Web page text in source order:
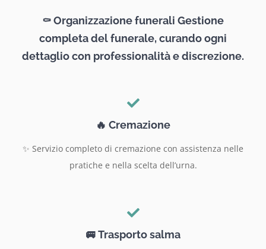
⚰️ Organizzazione funerali Gestione
completa del funerale, curando ogni
dettaglio con professionalità e discrezione.
🔥 Cremazione
✨ Servizio completo di cremazione con assistenza nelle
pratiche e nella scelta dell’urna.
🚐 Trasporto salma